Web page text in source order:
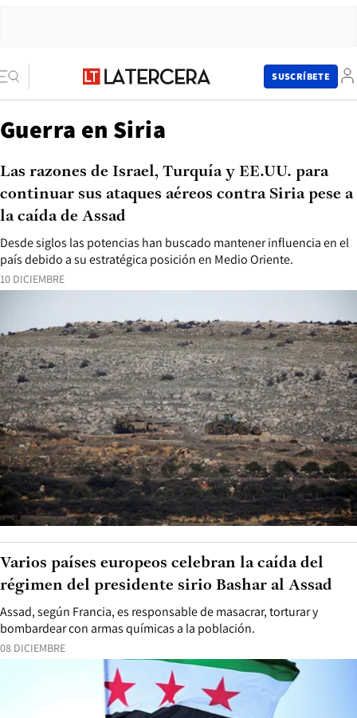
SUSCRÍBETE
Guerra en Siria
10 DICIEMBRE
Desde siglos las potencias han buscado mantener influencia en el
país debido a su estratégica posición en Medio Oriente.
Las razones de Israel, Turquía y EE.UU. para
continuar sus ataques aéreos contra Siria pese a
la caída de Assad
08 DICIEMBRE
Assad, según Francia, es responsable de masacrar, torturar y
bombardear con armas químicas a la población.
Varios países europeos celebran la caída del
régimen del presidente sirio Bashar al Assad